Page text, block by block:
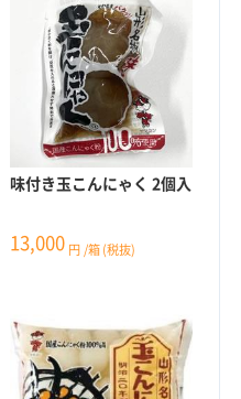
味付き玉こんにゃく 2個入
13,000 円 /箱 (税抜)